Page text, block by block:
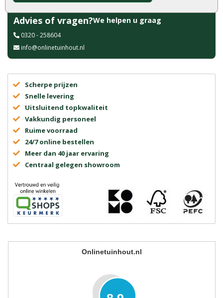
Advies of vragen?We helpen u graag
0320 - 258604
info@onlinetuinhout.nl
Scherpe prijzen
Snelle levering
Uitsluitend topkwaliteit
Vakkundig personeel
Ruime voorraad
24/7 online bestellen
Meer dan 40 jaar ervaring
Centraal gelegen showroom
Onlinetuinhout.nl